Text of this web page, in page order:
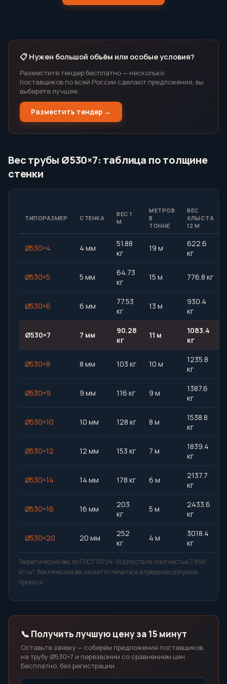
📋 Нужен большой объём или особые условия?
Разместите тендер бесплатно — несколько
поставщиков по всей России сделают предложения, вы
выберете лучшее.
Разместить тендер →
Вес трубы Ø530×7: таблица по толщине
стенки
ТИПОРАЗМЕР СТЕНКА
ВЕС 1
М
МЕТРОВ
В
ТОННЕ
ВЕС
ХЛЫСТА
12 М
Ø530×4 4 мм
51.88
кг
19 м
622.6
кг
Ø530×5 5 мм
64.73
кг
15 м 776.8 кг
Ø530×6 6 мм
77.53
кг
13 м
930.4
кг
Ø530×7 7 мм
90.28
кг
11 м
1083.4
кг
Ø530×8 8 мм 103 кг 10 м
1235.8
кг
Ø530×9 9 мм 116 кг 9 м
1387.6
кг
Ø530×10 10 мм 128 кг 8 м
1538.8
кг
Ø530×12 12 мм 153 кг 7 м
1839.4
кг
Ø530×14 14 мм 178 кг 6 м
2137.7
кг
Ø530×16 16 мм
203
кг
5 м
2433.6
кг
Ø530×20 20 мм
252
кг
4 м
3018.4
кг
Теоретический вес по ГОСТ 10704-91 для стали плотностью 7 850
кг/м³. Фактический вес может отличаться в пределах допусков
проката.
📞 Получить лучшую цену за 15 минут
Оставьте заявку — соберём предложения поставщиков
на трубу Ø530×7 и перезвоним со сравнением цен.
Бесплатно, без регистрации.